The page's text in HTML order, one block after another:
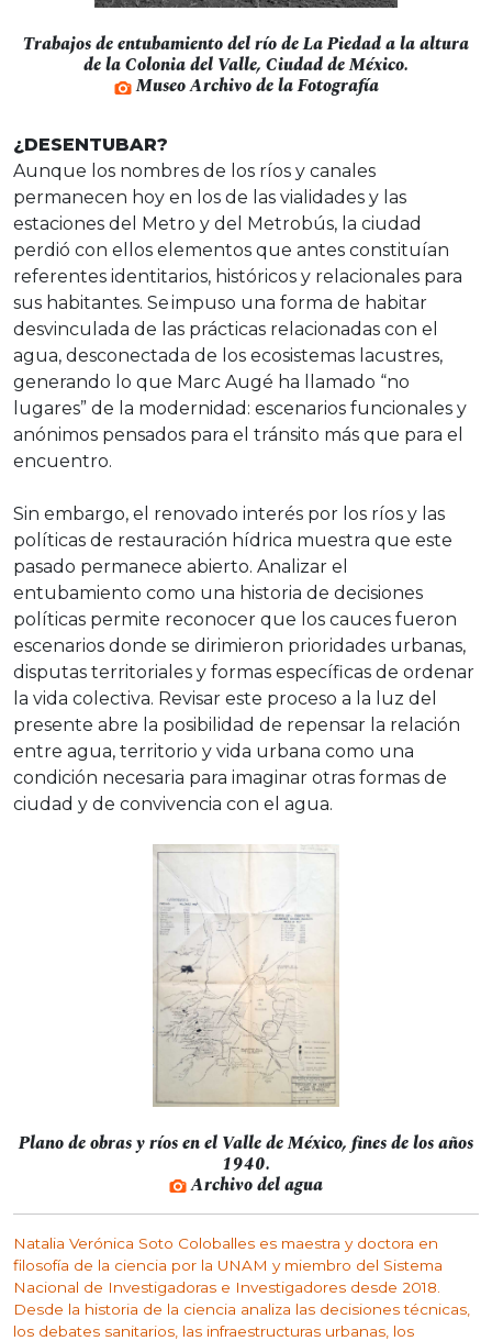
Trabajos de entubamiento del río de La Piedad a la altura
de la Colonia del Valle, Ciudad de México.
Museo Archivo de la Fotografía
¿DESENTUBAR?
Aunque los nombres de los ríos y canales
permanecen hoy en los de las vialidades y las
estaciones del Metro y del Metrobús, la ciudad
perdió con ellos elementos que antes constituían
referentes identitarios, históricos y relacionales para
sus habitantes. Se impuso una forma de habitar
desvinculada de las prácticas relacionadas con el
agua, desconectada de los ecosistemas lacustres,
generando lo que Marc Augé ha llamado “no
lugares” de la modernidad: escenarios funcionales y
anónimos pensados para el tránsito más que para el
encuentro.
Sin embargo, el renovado interés por los ríos y las
políticas de restauración hídrica muestra que este
pasado permanece abierto. Analizar el
entubamiento como una historia de decisiones
políticas permite reconocer que los cauces fueron
escenarios donde se dirimieron prioridades urbanas,
disputas territoriales y formas específicas de ordenar
la vida colectiva. Revisar este proceso a la luz del
presente abre la posibilidad de repensar la relación
entre agua, territorio y vida urbana como una
condición necesaria para imaginar otras formas de
ciudad y de convivencia con el agua.
Plano de obras y ríos en el Valle de México, fines de los años
1940.
Archivo del agua
Natalia Verónica Soto Coloballes es maestra y doctora en
filosofía de la ciencia por la UNAM y miembro del Sistema
Nacional de Investigadoras e Investigadores desde 2018.
Desde la historia de la ciencia analiza las decisiones técnicas,
los debates sanitarios, las infraestructuras urbanas, los